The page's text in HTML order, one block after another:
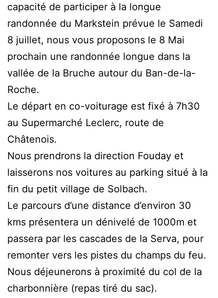
capacité de participer à la longue
randonnée du Markstein prévue le Samedi
8 juillet, nous vous proposons le 8 Mai
prochain une randonnée longue dans la
vallée de la Bruche autour du Ban-de-la-
Roche.
Le départ en co-voiturage est fixé à 7h30
au Supermarché Leclerc, route de
Châtenois.
Nous prendrons la direction Fouday et
laisserons nos voitures au parking situé à la
fin du petit village de Solbach.
Le parcours d’une distance d’environ 30
kms présentera un dénivelé de 1000m et
passera par les cascades de la Serva, pour
remonter vers les pistes du champs du feu.
Nous déjeunerons à proximité du col de la
charbonnière (repas tiré du sac).